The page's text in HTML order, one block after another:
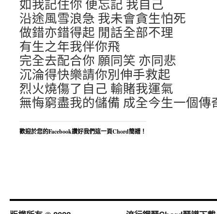
如我記住你 便忘記 我自己
沿途風雪浪急 我未會貪生怕死
做錯亦錯得起 閒話全部不理
有生之年我伴你飛
完全去配合你 願同笑 亦同悲
沉淪得快樂請你別伸手救起
烈火燒傷了自己 輸賭我運氣
無悔窮盡我的儲備 成全今生一個傳
歡迎於您的Facebook讚好我們這一頁Chord簡譜！